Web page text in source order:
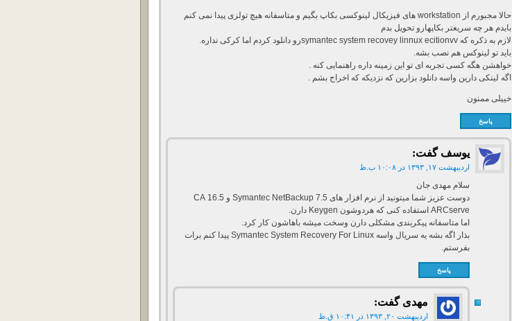
حالا مجبورم از workstation های فیزیکال لینوکسی بکاپ بگیم و متاسفانه هیچ تولزی پیدا نمی کنم
بایدم هر چه سریعتر بکاپهارو تحویل بدم
لازم به ذکره که symantec system recovey linnux ecitionvvرو دانلود کردم اما کرکی نداره.
باید تو لینوکس هم نصب بشه.
خواهشن هگه کسی تجربه ای تو این زمینه داره راهنمایی کنه .
اگه لینکی دارین واسه دانلود بزارین که نزدیکه که اخراج بشم .
خییلی ممنون
پاسخ
یوسف گفت:
اردیبهشت ۱۷, ۱۳۹۳ در ۱۰:۰۸ ب.ظ
سلام مهدی جان
دوست عزیز شما میتونید از نرم افزار های 7.5 Symantec NetBackup و 16.5 CA
ARCserve استفاده کنی که هردوشون Keygen دارن.
اما متاسفانه پیکربندی مشکلی دارن وسخت میشه باهاشون کار کرد.
بذار اگه بشه یه سریال واسه Symantec System Recovery For Linux پیدا کنم برات
بفرستم.
پاسخ
مهدی گفت:
اردیبهشت ۲۰, ۱۳۹۳ در ۱۰:۴۱ ق.ظ